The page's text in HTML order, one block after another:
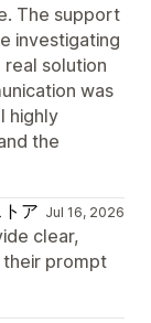
The support
investigating
real solution
was
highly
the
ア Jul 16, 2026
clear,
prompt